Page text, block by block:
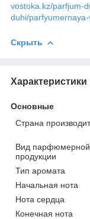
vostoka.kz/parfjum-
duhi/
Скрыть
Характеристики
Основные
Страна
Вид парфюмерной
продукции
Тип аромата
Начальная нота
Нота сердца
Конечная нота